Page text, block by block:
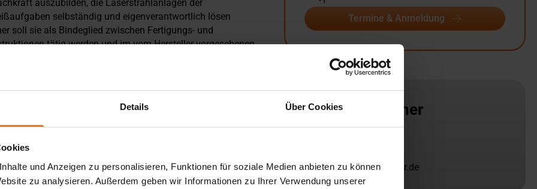
Details Über Cookies
und Anzeigen zu personalisieren, Funktionen für soziale Medien anbieten zu können
zu analysieren. Außerdem geben wir Informationen zu Ihrer Verwendung unserer
auszubilden, die Laserstrahlanlagen der
selbständig und eigenverantwortlich lösen
soll sie als Bindeglied zwischen Fertigungs- und
tätig werden und im vom Hersteller vorgesehenen
Fachlehrgang Schweißtechnik ist in einen theoretischen
theoretischen Prüfung (1 UE) ab.
vermittelt und schließen mit einer
hat eine Gültigkeit von fünf Jahren und kann durch
werden. Die Kosten für die Ausbildung zum
enthalten.
Termine & Anmeldung
Ansprechpartner
rautmann@slv-hannover.de